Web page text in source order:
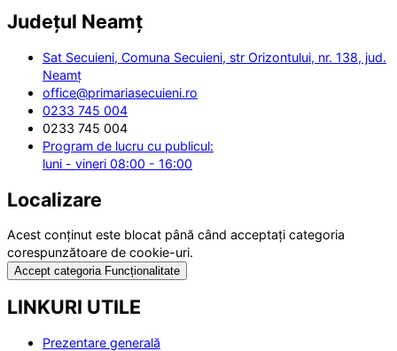
Județul Neamț
Sat Secuieni, Comuna Secuieni, str Orizontului, nr. 138, jud.
Neamț
office@primariasecuieni.ro
0233 745 004
0233 745 004
Program de lucru cu publicul:
luni - vineri 08:00 - 16:00
Localizare
Acest conținut este blocat până când acceptați categoria
corespunzătoare de cookie-uri.
Accept categoria Funcționalitate
LINKURI UTILE
Prezentare generală